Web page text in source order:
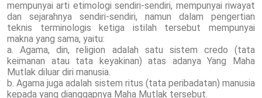
mempunyai arti etimologi sendiri-sendiri, mempunyai riwayat
dan sejarahnya sendiri-sendiri, namun dalam pengertian
teknis terminologis ketiga istilah tersebut mempunyai
makna yang sama, yaitu:
a. Agama, din, religion adalah satu sistem credo (tata
keimanan atau tata keyakinan) atas adanya Yang Maha
Mutlak diluar diri manusia.
b. Agama juga adalah sistem ritus (tata peribadatan) manusia
kepada yang dianggapnya Maha Mutlak tersebut.